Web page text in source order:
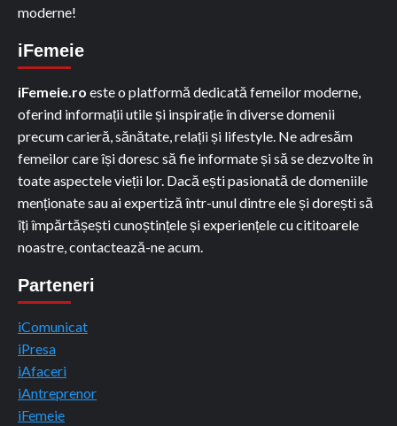
moderne!
iFemeie
iFemeie.ro este o platformă dedicată femeilor moderne,
oferind informații utile și inspirație în diverse domenii
precum carieră, sănătate, relații și lifestyle. Ne adresăm
femeilor care își doresc să fie informate și să se dezvolte în
toate aspectele vieții lor. Dacă ești pasionată de domeniile
menționate sau ai expertiză într-unul dintre ele și dorești să
îți împărtășești cunoștințele și experiențele cu cititoarele
noastre, contactează-ne acum.
Parteneri
iComunicat
iPresa
iAfaceri
iAntreprenor
iFemeie